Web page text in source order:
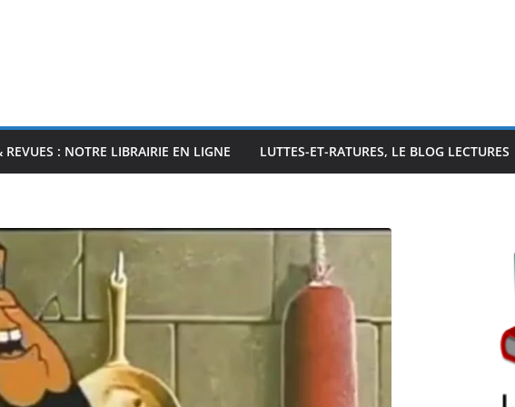
REVUES : NOTRE LIBRAIRIE EN LIGNE LUTTES-ET-RATURES, LE BLOG LECTURES